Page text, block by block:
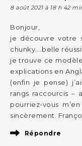
8 août 2021 à 18 h 42
Bonjour,
je découvre votre
chunky….belle
je trouve ce
explications en
(enfin je pense)
rangs raccourcis –
pourriez-vous
sincèrement.
Répondre